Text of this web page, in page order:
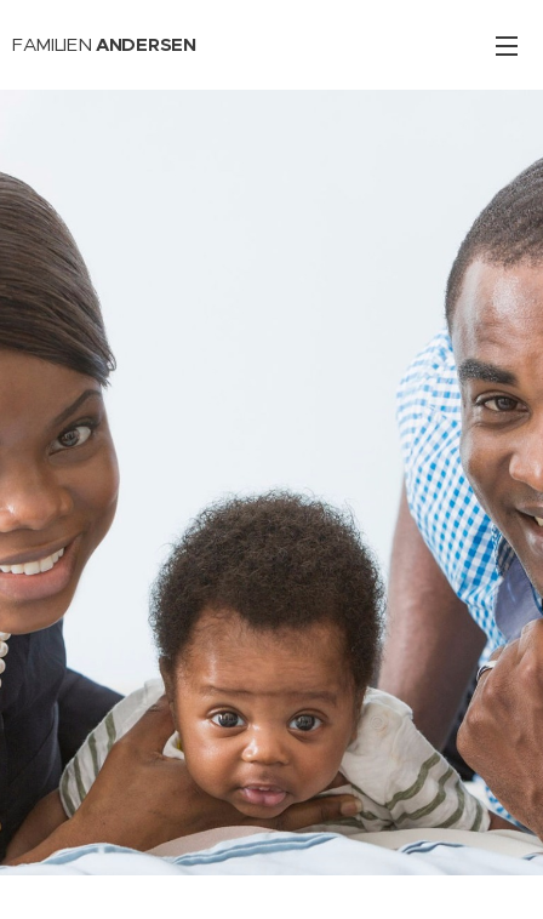
FAMILIENANDERSEN